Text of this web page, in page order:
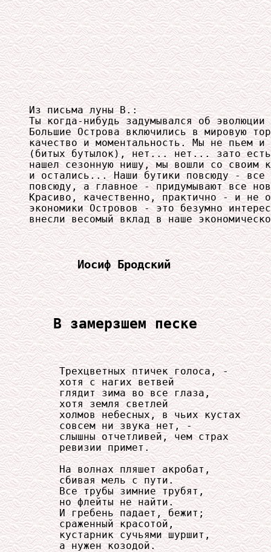
Из письма луны В.:
Ты когда-нибудь задумывался об
Большие Острова включились в мировую
качество и моментальность. Мы не пьем
(битых бутылок), нет... нет... зато
нашел сезонную нишу, мы вошли со своим
и остались... Наши бутики повсюду - все
повсюду, а главное - придумывают все
Красиво, качественно, практично - и не
экономики Островов - это безумно
Иосиф Бродский
В замерзшем песке
     Трехцветных птичек голоса, -
     хотя с нагих ветвей
     глядит зима во все глаза,
     хотя земля светлей
     холмов небесных, в чьих кустах
     совсем ни звука нет, -
     слышны отчетливей, чем страх
     ревизии примет.
     На волнах пляшет акробат,
     сбивая мель с пути.
     Все трубы зимние трубят,
     но флейты не найти.
     И гребень падает, бежит;
     сраженный красотой,
     кустарник сучьями шуршит,
     а нужен козодой.